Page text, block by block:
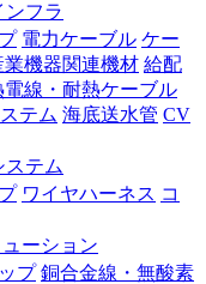
ンフラ
電力ケーブル ケー
業機器関連機材 給配
電線・耐熱ケーブル
テム 海底送水管 CV
ステム
ワイヤハーネス コ
ーション
プ 銅合金線・無酸素